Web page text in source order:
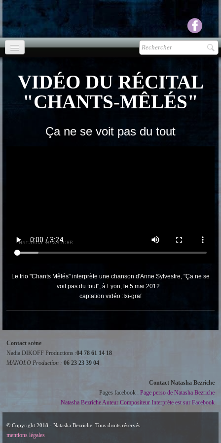
agenda
▼
Ecouter Voir ▼
VIDÉO DU RÉCITAL
"CHANTS-MÊLÉS"
Ça ne se voit pas du tout
Le trio "Chants Mêlés" interprète une chanson d'Anne Sylvestre, "Ça ne se
voit pas du tout", à Lyon, le 5 mai 2012...
captation vidéo :Ixi-graf
Contact scène
Nadia DIKOFF Productions :04 78 61 14 18
MANOLO Production : 06 23 23 39 04
Contact Natasha Bezriche
Pages facebook : Page perso de Natasha Bezriche
Natasha Bezriche Auteur Compositeur Interprète est sur Facebook
© Copyright 2018 - Natasha Bezriche. Tous droits réservés.
mentions légales